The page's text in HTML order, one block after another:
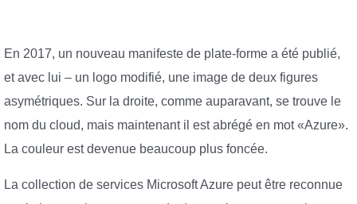
En 2017, un nouveau manifeste de plate-forme a été publié,
et avec lui – un logo modifié, une image de deux figures
asymétriques. Sur la droite, comme auparavant, se trouve le
nom du cloud, mais maintenant il est abrégé en mot «Azure».
La couleur est devenue beaucoup plus foncée.
La collection de services Microsoft Azure peut être reconnue